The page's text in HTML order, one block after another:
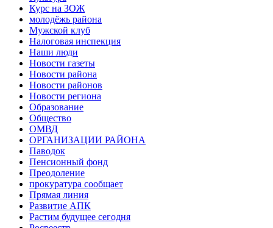
Курс на ЗОЖ
молодёжь района
Мужской клуб
Налоговая инспекция
Наши люди
Новости газеты
Новости района
Новости районов
Новости региона
Образование
Общество
ОМВД
ОРГАНИЗАЦИИ РАЙОНА
Паводок
Пенсионный фонд
Преодоление
прокуратура сообщает
Прямая линия
Развитие АПК
Растим будущее сегодня